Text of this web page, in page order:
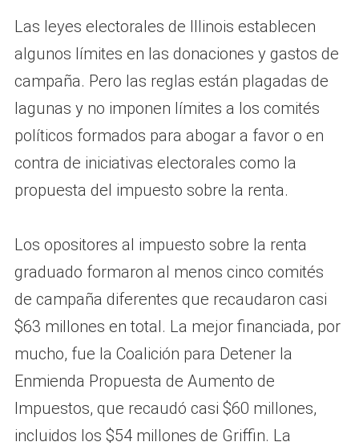
Las leyes electorales de Illinois establecen
algunos límites en las donaciones y gastos de
campaña. Pero las reglas están plagadas de
lagunas y no imponen límites a los comités
políticos formados para abogar a favor o en
contra de iniciativas electorales como la
propuesta del impuesto sobre la renta.
Los opositores al impuesto sobre la renta
graduado formaron al menos cinco comités
de campaña diferentes que recaudaron casi
$63 millones en total. La mejor financiada, por
mucho, fue la Coalición para Detener la
Enmienda Propuesta de Aumento de
Impuestos, que recaudó casi $60 millones,
incluidos los $54 millones de Griffin. La